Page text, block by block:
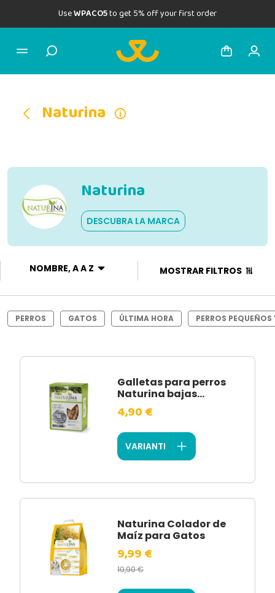
UseWPACO5to get 5% off your first order
Naturina
Naturina
DESCUBRA LA MARCA
NOMBRE, A A Z MOSTRAR FILTROS
PERROS GATOS ÚLTIMA HORA PERROS
Galletas para perros
Naturina bajas...
4,90 €
VARIANTI
Naturina Colador de
Maíz para Gatos
9,99 €
10,90 €